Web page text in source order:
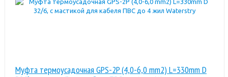
Муфта термоусадочная GPS-2P (4,0-6,0 mm2) L=330mm D